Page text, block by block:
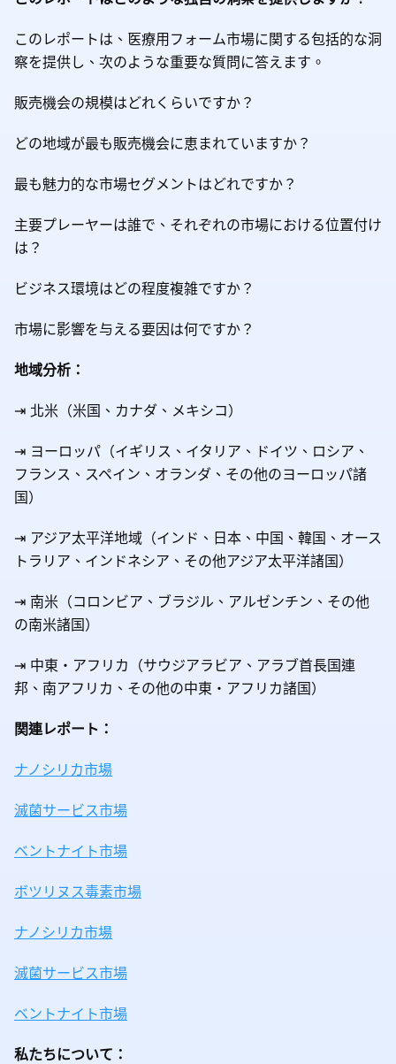
このレポートは、医療用フォーム市場に関する包括的な洞
察を提供し、次のような重要な質問に答えます。
販売機会の規模はどれくらいですか？
どの地域が最も販売機会に恵まれていますか？
最も魅力的な市場セグメントはどれですか？
主要プレーヤーは誰で、それぞれの市場における位置付け
は？
ビジネス環境はどの程度複雑ですか？
市場に影響を与える要因は何ですか？
地域分析：
⇥ 北米（米国、カナダ、メキシコ）
⇥ ヨーロッパ（イギリス、イタリア、ドイツ、ロシア、
フランス、スペイン、オランダ、その他のヨーロッパ諸
国）
⇥ アジア太平洋地域（インド、日本、中国、韓国、オース
トラリア、インドネシア、その他アジア太平洋諸国）
⇥ 南米（コロンビア、ブラジル、アルゼンチン、その他
の南米諸国）
⇥ 中東・アフリカ（サウジアラビア、アラブ首長国連
邦、南アフリカ、その他の中東・アフリカ諸国）
関連レポート：
ナノシリカ市場
滅菌サービス市場
ベントナイト市場
ボツリヌス毒素市場
ナノシリカ市場
滅菌サービス市場
ベントナイト市場
私たちについて：